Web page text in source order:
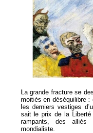
La grande fracture se
moitiés en déséquilibre
les derniers vestiges
sait le prix de la
rampants, des alliés
mondialiste.